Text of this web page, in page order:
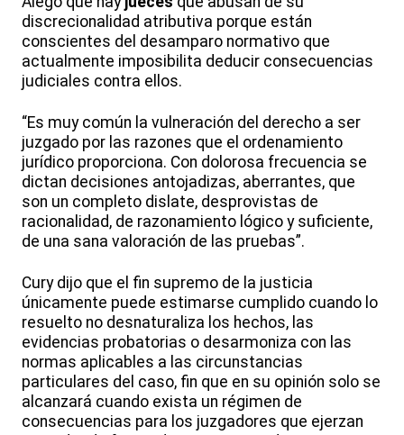
discrecionalidad atributiva porque están
conscientes del desamparo normativo que
actualmente imposibilita deducir consecuencias
judiciales contra ellos.
“Es muy común la vulneración del derecho a ser
juzgado por las razones que el ordenamiento
jurídico proporciona. Con dolorosa frecuencia se
dictan decisiones antojadizas, aberrantes, que
son un completo dislate, desprovistas de
racionalidad, de razonamiento lógico y suficiente,
de una sana valoración de las pruebas”.
Cury dijo que el fin supremo de la justicia
únicamente puede estimarse cumplido cuando lo
resuelto no desnaturaliza los hechos, las
evidencias probatorias o desarmoniza con las
normas aplicables a las circunstancias
particulares del caso, fin que en su opinión solo se
alcanzará cuando exista un régimen de
consecuencias para los juzgadores que ejerzan